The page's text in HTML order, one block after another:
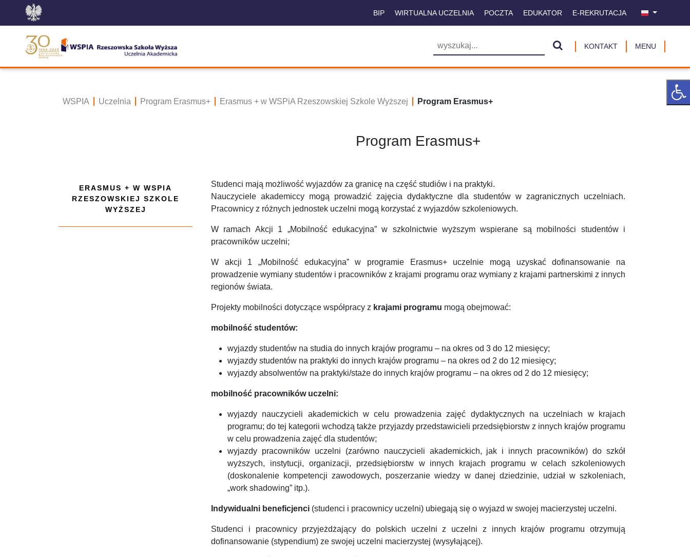
BIP WIRTUALNA UCZELNIA POCZTA EDUKATOR E-REKRUTACJA
KONTAKT MENU
WSPIA Uczelnia Program Erasmus+ Erasmus + w WSPiA Rzeszowskiej Szkole Wyższej Program Erasmus+
ERASMUS + W WSPIA
RZESZOWSKIEJ SZKOLE
WYŻSZEJ
Program Erasmus+
Studenci mają możliwość wyjazdów za granicę na część studiów i na praktyki.
Nauczyciele akademiccy mogą prowadzić zajęcia dydaktyczne dla studentów w zagranicznych uczelniach.
Pracownicy z różnych jednostek uczelni mogą korzystać z wyjazdów szkoleniowych.
W ramach Akcji 1 „Mobilność edukacyjna” w szkolnictwie wyższym wspierane są mobilności studentów i
pracowników uczelni;
W akcji 1 „Mobilność edukacyjna” w programie Erasmus+ uczelnie mogą uzyskać dofinansowanie na
prowadzenie wymiany studentów i pracowników z krajami programu oraz wymiany z krajami partnerskimi z innych
regionów świata.
Projekty mobilności dotyczące współpracy z krajami programu mogą obejmować:
mobilność studentów:
wyjazdy studentów na studia do innych krajów programu – na okres od 3 do 12 miesięcy;
wyjazdy studentów na praktyki do innych krajów programu – na okres od 2 do 12 miesięcy;
wyjazdy absolwentów na praktyki/staże do innych krajów programu – na okres od 2 do 12 miesięcy;
mobilność pracowników uczelni:
wyjazdy nauczycieli akademickich w celu prowadzenia zajęć dydaktycznych na uczelniach w krajach
programu; do tej kategorii wchodzą także przyjazdy przedstawicieli przedsiębiorstw z innych krajów programu
w celu prowadzenia zajęć dla studentów;
wyjazdy pracowników uczelni (zarówno nauczycieli akademickich, jak i innych pracowników) do szkół
wyższych, instytucji, organizacji, przedsiębiorstw w innych krajach programu w celach szkoleniowych
(doskonalenie kompetencji zawodowych, poszerzanie wiedzy w danej dziedzinie, udział w szkoleniach,
„work shadowing” itp.).
Indywidualni beneficjenci (studenci i pracownicy uczelni) ubiegają się o wyjazd w swojej macierzystej uczelni.
Studenci i pracownicy przyjeżdżający do polskich uczelni z uczelni z innych krajów programu otrzymują
dofinansowanie (stypendium) ze swojej uczelni macierzystej (wysyłającej).